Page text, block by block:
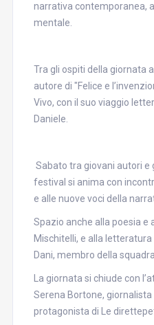
narrativa contemporanea,
mentale.
Tra gli ospiti della giornata
autore di "Felice e
Vivo, con il suo viaggio
Daniele.
Sabato tra giovani autori e
festival si anima con
e alle nuove voci della
Spazio anche alla poesia e
Mischitelli, e alla
Dani, membro della
La giornata si chiude con
Serena Bortone,
protagonista di Le